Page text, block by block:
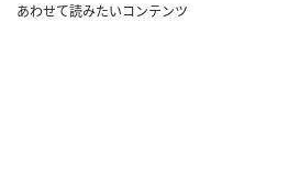
あわせて読みたいコンテンツ